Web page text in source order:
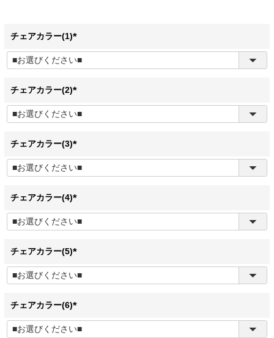
チェアカラー(1)
(
必
)
チェアカラー(2)
(
必
)
チェアカラー(3)
(
必
)
チェアカラー(4)
(
必
)
チェアカラー(5)
(
必
)
チェアカラー(6)
(
必